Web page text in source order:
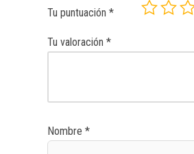
Tu puntuación*
Tu valoración*
Nombre*